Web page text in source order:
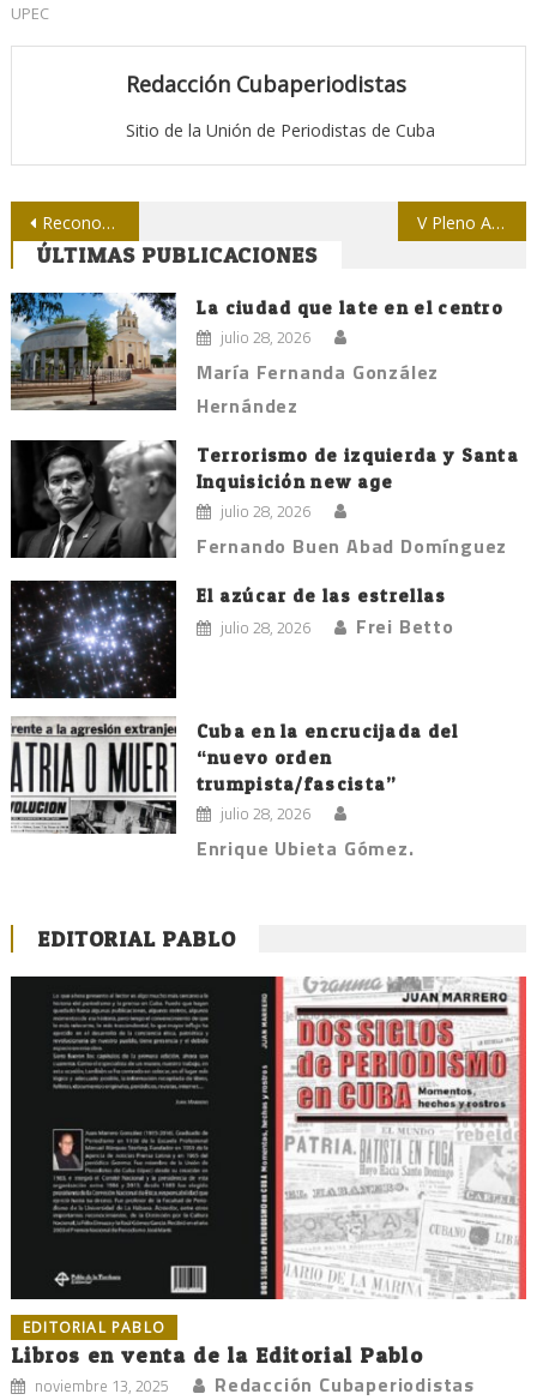
UPEC
Redacción Cubaperiodistas
Sitio de la Unión de Periodistas de Cuba
Navegación
de
entradas
Reconoce el Partido en Granma labor de medios locales V Pleno Ampliado del Comité Nacional de la Upec, en noviembre
ÚLTIMAS PUBLICACIONES
La ciudad que late en el centro
julio 28, 2026
María Fernanda González
Hernández
Terrorismo de izquierda y Santa
Inquisición new age
julio 28, 2026
Fernando Buen Abad Domínguez
El azúcar de las estrellas
julio 28, 2026 Frei Betto
Cuba en la encrucijada del
“nuevo orden
trumpista/fascista”
julio 28, 2026
Enrique Ubieta Gómez.
EDITORIAL PABLO
EDITORIAL PABLO
Libros en venta de la Editorial Pablo
noviembre 13, 2025 Redacción Cubaperiodistas